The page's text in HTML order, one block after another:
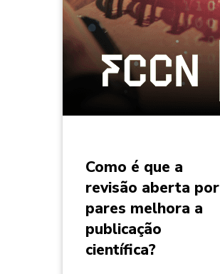
Como é que a
revisão aberta por
pares melhora a
publicação
científica?